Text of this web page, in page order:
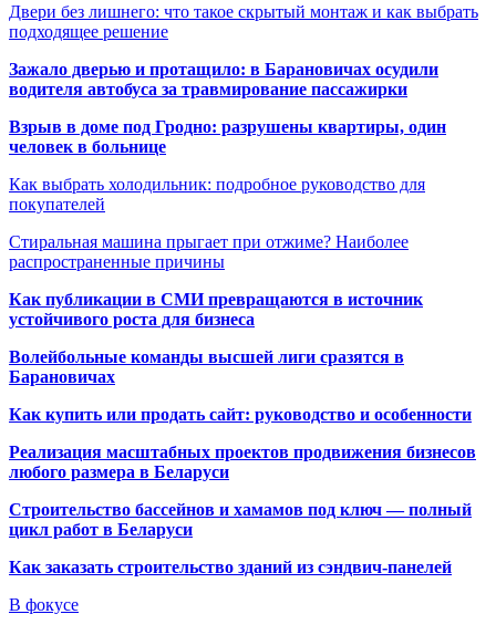
Двери без лишнего: что такое скрытый монтаж и как выбрать
подходящее решение
Зажало дверью и протащило: в Барановичах осудили
водителя автобуса за травмирование пассажирки
Взрыв в доме под Гродно: разрушены квартиры, один
человек в больнице
Как выбрать холодильник: подробное руководство для
покупателей
Стиральная машина прыгает при отжиме? Наиболее
распространенные причины
Как публикации в СМИ превращаются в источник
устойчивого роста для бизнеса
Волейбольные команды высшей лиги сразятся в
Барановичах
Как купить или продать сайт: руководство и особенности
Реализация масштабных проектов продвижения бизнесов
любого размера в Беларуси
Строительство бассейнов и хамамов под ключ — полный
цикл работ в Беларуси
Как заказать строительство зданий из сэндвич-панелей
В фокусе